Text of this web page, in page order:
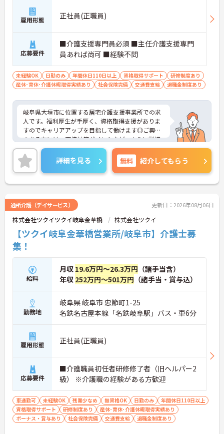
雇用形態 正社員(正職員)
応募要件
■介護支援専門員必須 ■主任介護支援専門
員あれば尚可 ■経験不問
未経験OK 日勤のみ 年間休日110日以上 資格取得サポート
研修制度あり
産休･育休･介護休暇取得実績あり
社会保険完備 交通費支給 退職金制度あり
岐阜県大垣市に位置する居宅介護支援事業所での求
人です。福利厚生が手厚く、資格取得支援がありま
すのでキャリアアップを目指して働けます◎ご興味
のある方には、面接対策ポイントなど、さらに詳細
をご案内しますのでお気軽にご相談ください！
詳細を見る 無料 紹介してもらう
通所介護（デイサービス） 更新日：2026年08月06日
株式会社ツクイツクイ岐阜金華橋 株式会社ツクイ
【ツクイ岐阜金華橋営業所/岐阜市】介護士募
集！
給料
月収 19.6万円～26.3万円 （諸手当含）
年収 252万円～501万円 （諸手当・賞与込）
勤務地
岐阜県 岐阜市 忠節町1-25
名鉄名古屋本線「名鉄岐阜駅」バス・車6分
雇用形態 正社員(正職員)
応募要件
■介護職員初任者研修修了者（旧ヘルパー2
級） ※介護職の経験がある方歓迎
車通勤可 未経験OK 残業少なめ 無資格OK 日勤のみ
年間休日110日以上
資格取得サポート
研修制度あり
産休･育休･介護休暇取得実績あり
ボーナス・賞与あり
社会保険完備 交通費支給 退職金制度あり